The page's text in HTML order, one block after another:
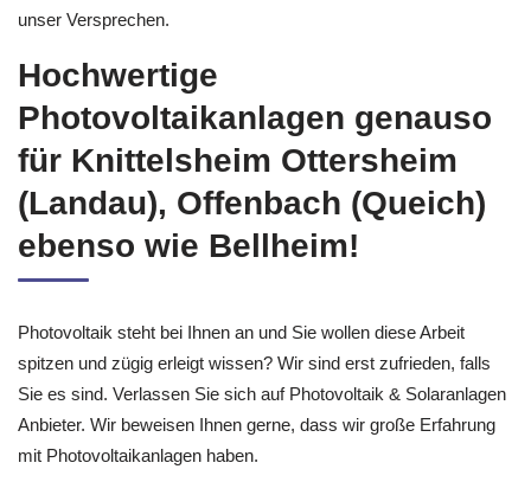
unser Versprechen.
Hochwertige
Photovoltaikanlagen genauso
für Knittelsheim Ottersheim
(Landau), Offenbach (Queich)
ebenso wie Bellheim!
Photovoltaik steht bei Ihnen an und Sie wollen diese Arbeit
spitzen und zügig erleigt wissen? Wir sind erst zufrieden, falls
Sie es sind. Verlassen Sie sich auf Photovoltaik & Solaranlagen
Anbieter. Wir beweisen Ihnen gerne, dass wir große Erfahrung
mit Photovoltaikanlagen haben.